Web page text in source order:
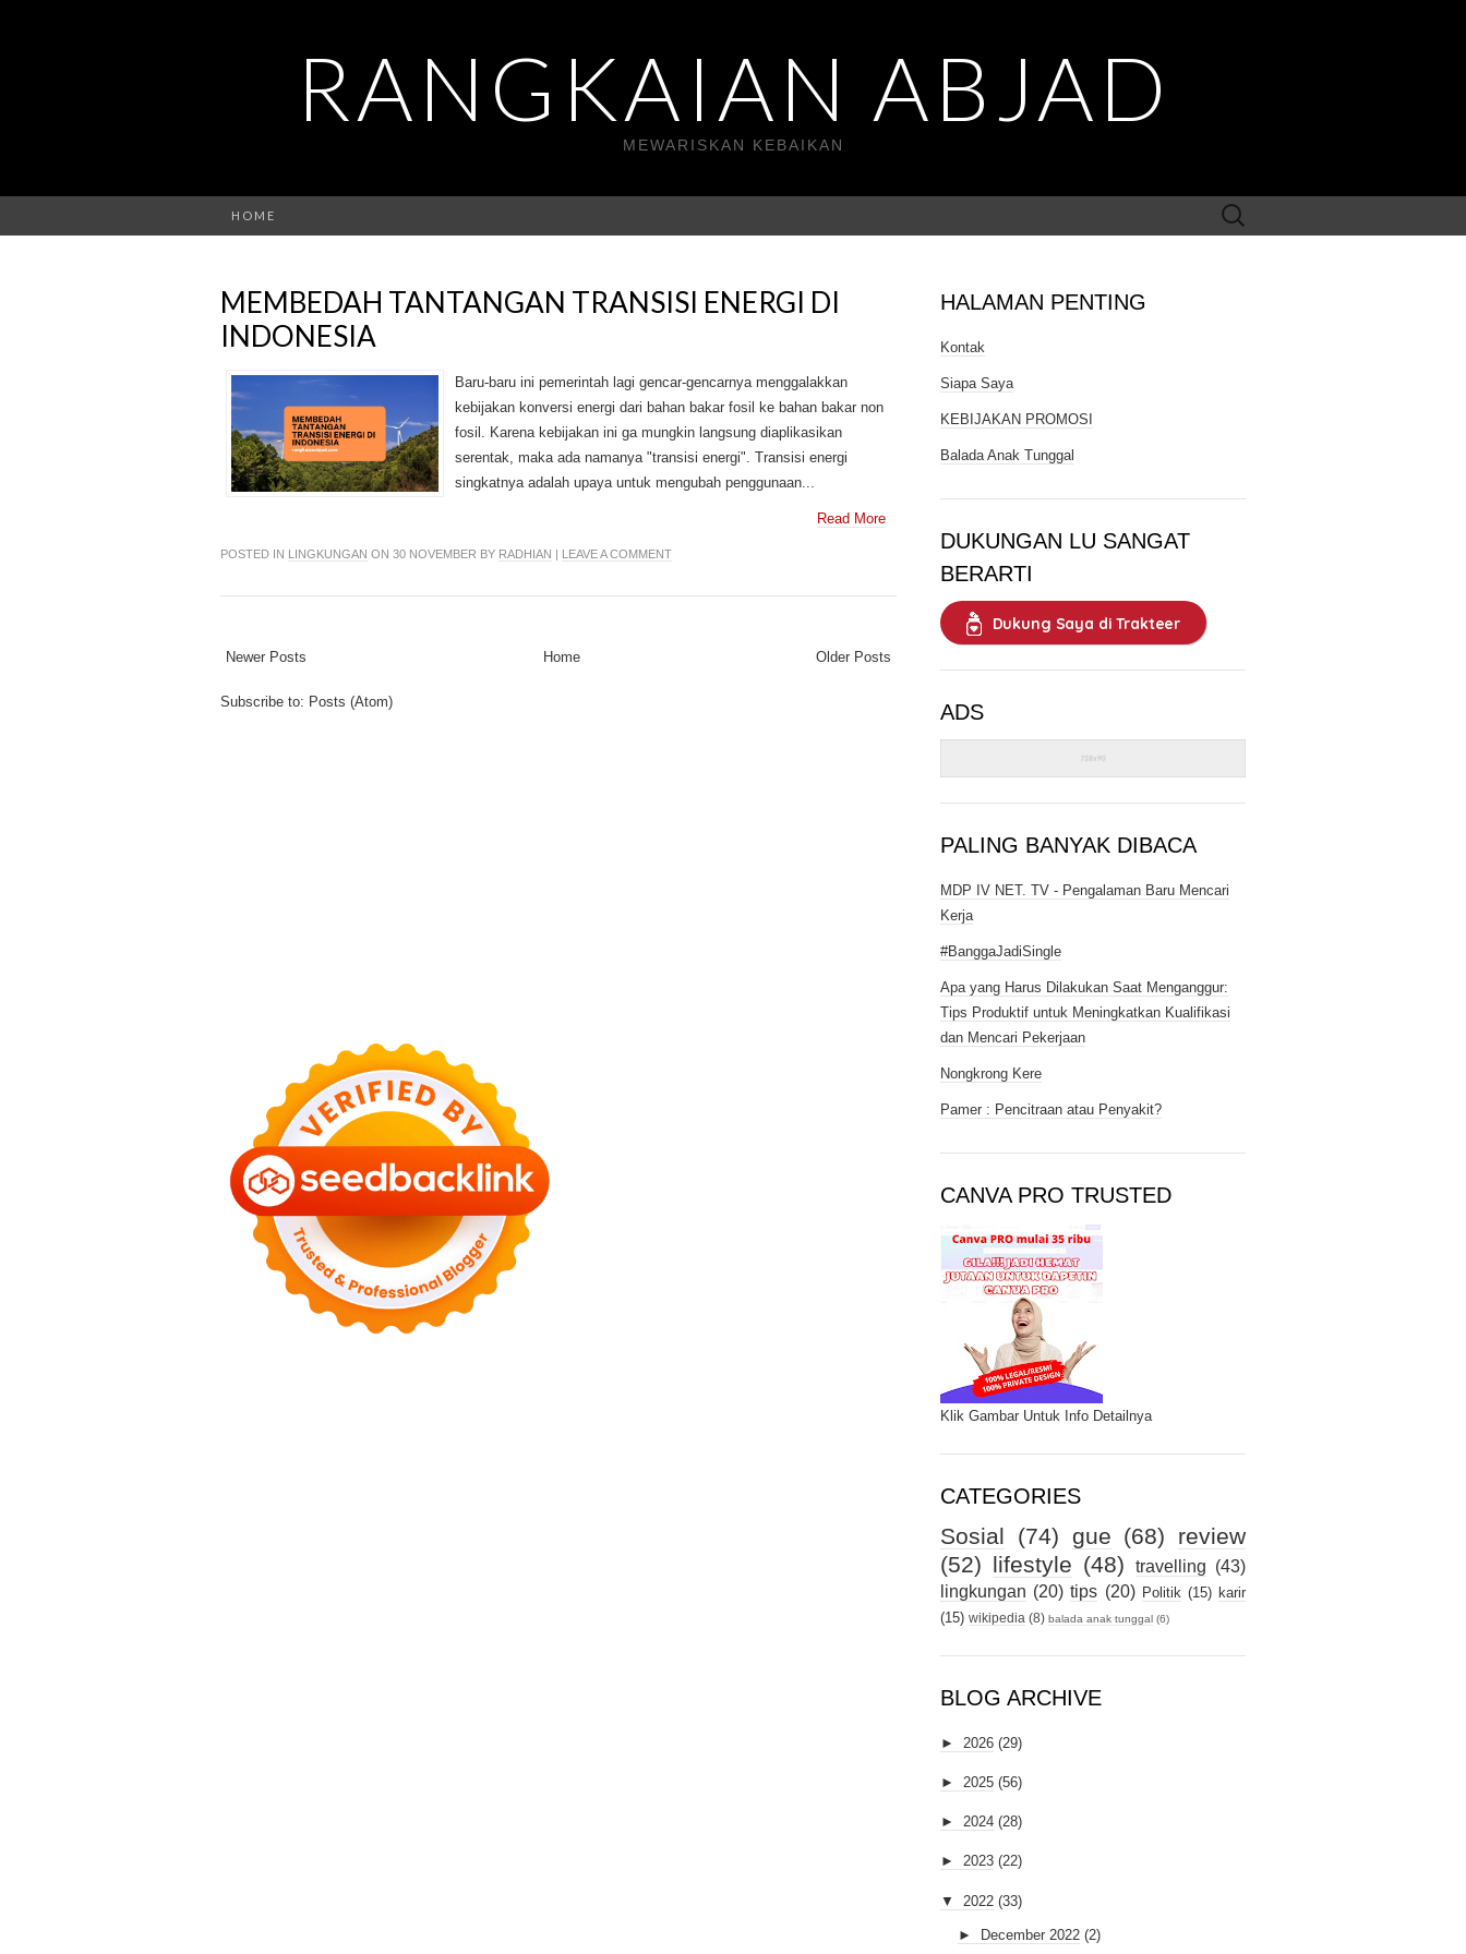
RANGKAIAN ABJAD
MEWARISKAN KEBAIKAN
HOME
Search
for:
MEMBEDAH TANTANGAN TRANSISI ENERGI DI
INDONESIA
Baru-baru ini pemerintah lagi gencar-gencarnya menggalakkan
kebijakan konversi energi dari bahan bakar fosil ke bahan bakar non
fosil. Karena kebijakan ini ga mungkin langsung diaplikasikan
serentak, maka ada namanya "transisi energi". Transisi energi
singkatnya adalah upaya untuk mengubah penggunaan...
Read More
POSTED IN LINGKUNGAN ON 30 NOVEMBER BY RADHIAN | LEAVE A COMMENT
Newer Posts Older Posts
Home
Subscribe to: Posts (Atom)
HALAMAN PENTING
Kontak
Siapa Saya
KEBIJAKAN PROMOSI
Balada Anak Tunggal
DUKUNGAN LU SANGAT
BERARTI
Dukung Saya di Trakteer
ADS
PALING BANYAK DIBACA
MDP IV NET. TV - Pengalaman Baru Mencari
Kerja
#BanggaJadiSingle
Apa yang Harus Dilakukan Saat Menganggur:
Tips Produktif untuk Meningkatkan Kualifikasi
dan Mencari Pekerjaan
Nongkrong Kere
Pamer : Pencitraan atau Penyakit?
CANVA PRO TRUSTED
Klik Gambar Untuk Info Detailnya
CATEGORIES
Sosial (74) gue (68)
review
(52) lifestyle (48) travelling (43)
lingkungan (20) tips (20) Politik (15) karir
(15) wikipedia (8) balada anak tunggal (6)
BLOG ARCHIVE
► 2026 (29)
► 2025 (56)
► 2024 (28)
► 2023 (22)
▼ 2022 (33)
► December 2022 (2)